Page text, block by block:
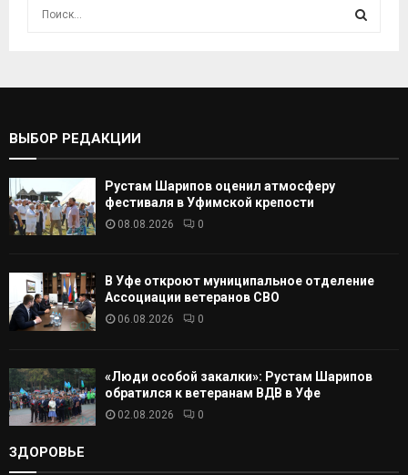
С
А
ВЫБОР РЕДАКЦИИ
Рустам Шарипов оценил атмосферу
фестиваля в Уфимской крепости
08.08.2026 0
В Уфе откроют муниципальное отделение
Ассоциации ветеранов СВО
06.08.2026 0
«Люди особой закалки»: Рустам Шарипов
обратился к ветеранам ВДВ в Уфе
02.08.2026 0
ЗДОРОВЬЕ